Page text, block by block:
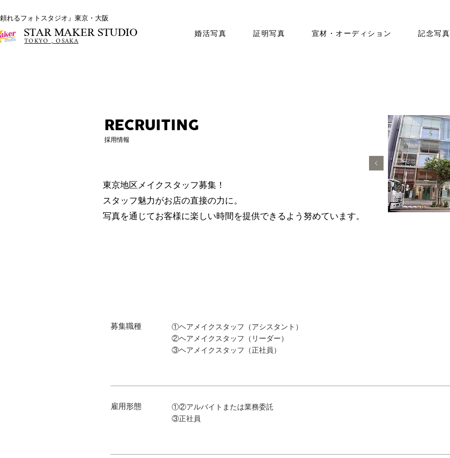
れるフォトスタジオ』東京・大阪
STAR MAKER STUDIO
TOKYO , OSAKA
婚活写真 証明写真 宣材・オーディション 記念写真
RECRUITING
採用情報
東京地区メイクスタッフ募集！
スタッフ魅力がお店の直接の力に。
写真を通じてお客様に楽しい時間を提供できるよう努めています。
募集職種
①ヘアメイクスタッフ（アシスタント）
②ヘアメイクスタッフ（リーダー）
③ヘアメイクスタッフ（正社員）
雇用形態
①②アルバイトまたは業務委託
​③正社員